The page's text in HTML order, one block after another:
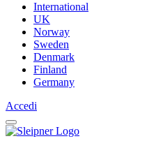
International
UK
Norway
Sweden
Denmark
Finland
Germany
Accedi